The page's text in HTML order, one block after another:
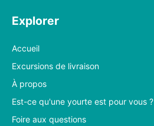
Explorer
Accueil
Excursions de livraison
À propos
Est-ce qu'une yourte est pour vous ?
Foire aux questions